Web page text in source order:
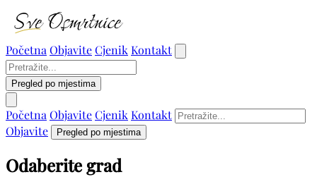
Početna ObjaviteCjenik Kontakt
Pregled po mjestima
Početna ObjaviteCjenik Kontakt
Objavite
Pregled po mjestima
Odaberite grad